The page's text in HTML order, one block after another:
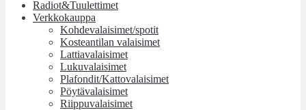
Radiot&Tuulettimet
Verkkokauppa
Kohdevalaisimet/spotit
Kosteantilan valaisimet
Lattiavalaisimet
Lukuvalaisimet
Plafondit/Kattovalaisimet
Pöytävalaisimet
Riippuvalaisimet